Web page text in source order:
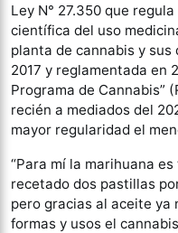
Ley N° 27.350 que
científica del uso
planta de cannabis y
2017 y reglamentada en
Programa de Cannabis”
recién a mediados del
mayor regularidad el
“Para mí la marihuana
recetado dos pastillas
pero gracias al aceite ya
formas y usos el